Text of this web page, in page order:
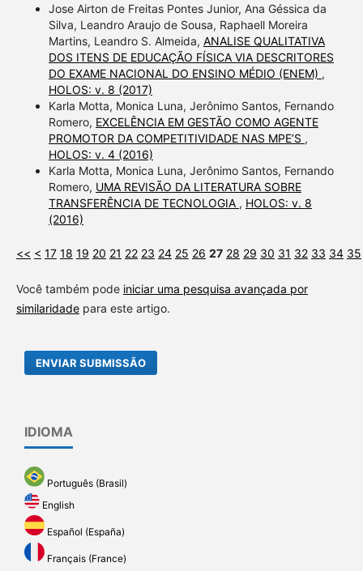
Jose Airton de Freitas Pontes Junior, Ana Géssica da
Silva, Leandro Araujo de Sousa, Raphaell Moreira
Martins, Leandro S. Almeida, ANALISE QUALITATIVA
DOS ITENS DE EDUCAÇÃO FÍSICA VIA DESCRITORES
DO EXAME NACIONAL DO ENSINO MÉDIO (ENEM) ,
HOLOS: v. 8 (2017)
Karla Motta, Monica Luna, Jerônimo Santos, Fernando
Romero, EXCELÊNCIA EM GESTÃO COMO AGENTE
PROMOTOR DA COMPETITIVIDADE NAS MPE’S ,
HOLOS: v. 4 (2016)
Karla Motta, Monica Luna, Jerônimo Santos, Fernando
Romero, UMA REVISÃO DA LITERATURA SOBRE
TRANSFERÊNCIA DE TECNOLOGIA , HOLOS: v. 8
(2016)
<< < 17 18 19 20 21 22 23 24 25 26 27 28 29 30 31 32 33 34 35
Você também pode iniciar uma pesquisa avançada por
similaridadepara este artigo.
ENVIAR SUBMISSÃO
IDIOMA
Português (Brasil)
English
Español (España)
Français (France)